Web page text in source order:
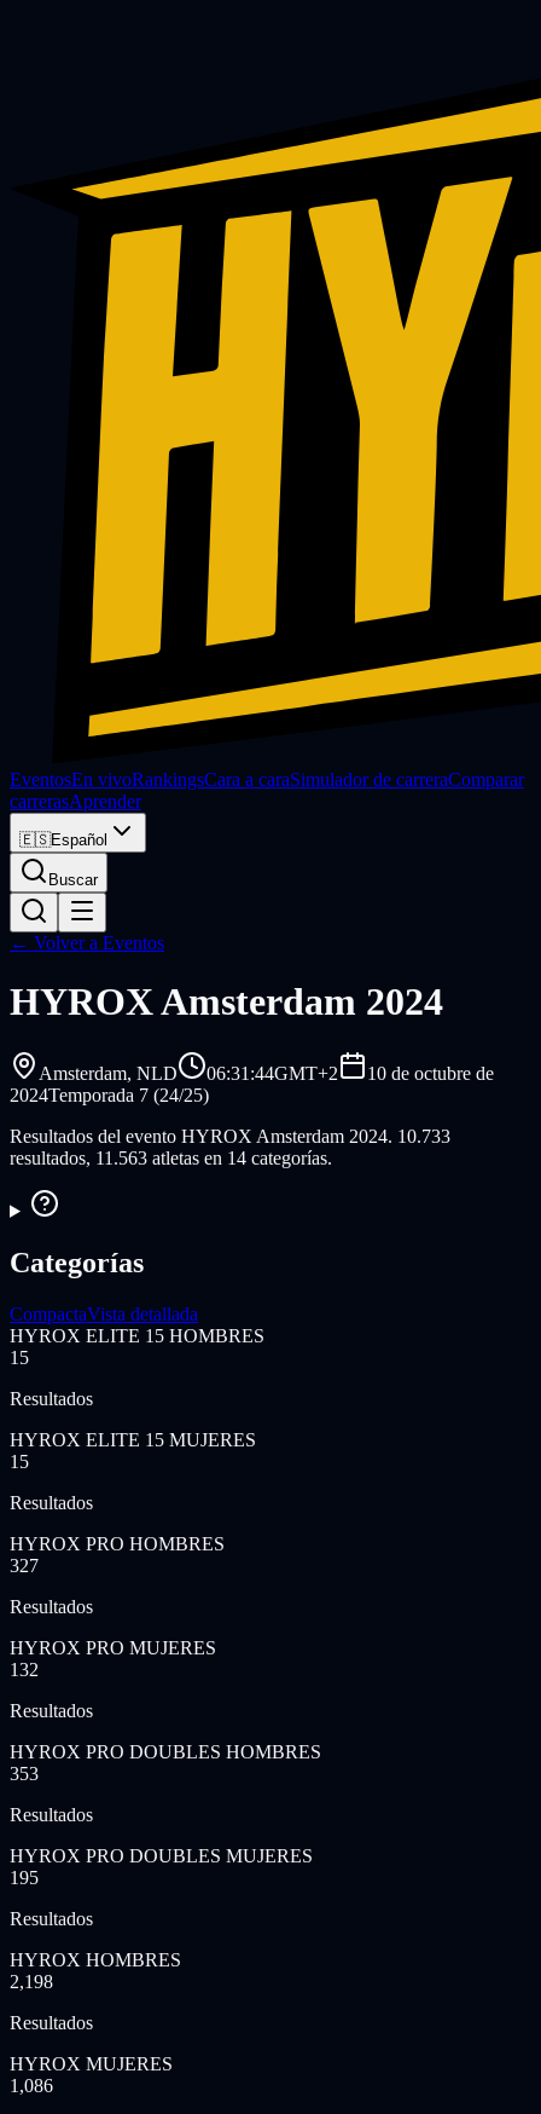
EventosEn vivoRankingsCara a caraSimulador de carreraComparar
carrerasAprender
🇪🇸Español
Buscar
← Volver a Eventos
HYROXAmsterdam 2024
Amsterdam, NLD 06:31:44GMT+2
10 de octubre de
2024Temporada 7 (24/25)
Resultados del evento HYROX Amsterdam 2024. 10.733
resultados, 11.563 atletas en 14 categorías.
Categorías
CompactaVista detallada
HYROX ELITE 15 HOMBRES
15
Resultados
HYROX ELITE 15 MUJERES
15
Resultados
HYROX PRO HOMBRES
327
Resultados
HYROX PRO MUJERES
132
Resultados
HYROX PRO DOUBLES HOMBRES
353
Resultados
HYROX PRO DOUBLES MUJERES
195
Resultados
HYROX HOMBRES
2,198
Resultados
HYROX MUJERES
1,086